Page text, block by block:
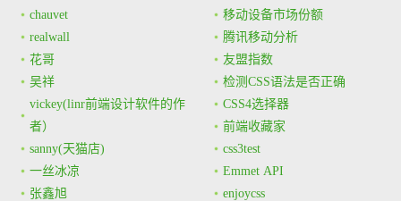
chauvet
realwall
花哥
吴祥
vickey(linr前端设计软件的作
者）
sanny(天猫店)
一丝冰凉
张鑫旭
移动设备市场份额
腾讯移动分析
友盟指数
检测CSS语法是否正确
CSS4选择器
前端收藏家
css3test
Emmet API
enjoycss